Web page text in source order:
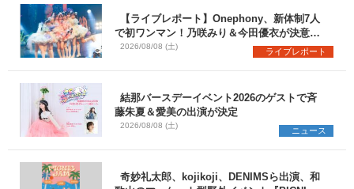
【ライブレポート】Onephony、新体制7人
で初ワンマン！乃咲みり＆今田優衣が決意語
る＜Onephony新体制1st Oneman Live は
2026/08/08 (土)
ライブレポート
結那バースデーイベント2026のゲストで斉
藤朱夏＆愛美の出演が決定
2026/08/08 (土)
ニュース
奇妙礼太郎、kojikoji、DENIMSら出演、和